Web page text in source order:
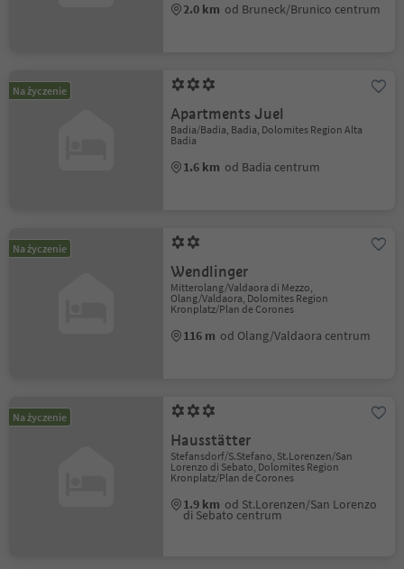
2.0 km od Bruneck/Brunico centrum
Na życzenie
Apartments Juel
Badia/Badia, Badia, Dolomites Region Alta
Badia
1.6 km od Badia centrum
Na życzenie
Wendlinger
Mitterolang/Valdaora di Mezzo,
Olang/Valdaora, Dolomites Region
Kronplatz/Plan de Corones
116 m od Olang/Valdaora centrum
Na życzenie
Hausstätter
Stefansdorf/S.Stefano, St.Lorenzen/San
Lorenzo di Sebato, Dolomites Region
Kronplatz/Plan de Corones
1.9 km od St.Lorenzen/San Lorenzo
di Sebato centrum